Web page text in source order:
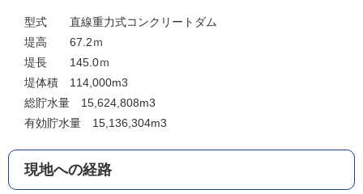
型式 直線重力式コンクリートダム
堤高 67.2ｍ
堤長 145.0ｍ
堤体積 114,000m3
総貯水量 15,624,808m3
有効貯水量 15,136,304m3
現地への経路